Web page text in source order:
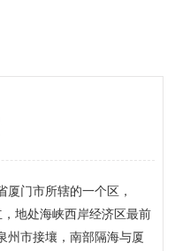
门市所辖的一个区，
地处海峡西岸经济区最前
州市接壤，南部隔海与厦